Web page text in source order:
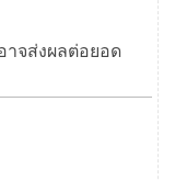
จส่งผลต่อยอด